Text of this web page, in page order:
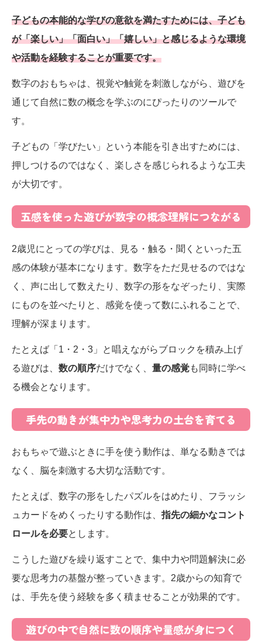
子どもの本能的な学びの意欲を満たすためには、子ども
が「楽しい」「面白い」「嬉しい」と感じるような環境
や活動を経験することが重要です。
数字のおもちゃは、視覚や触覚を刺激しながら、遊びを
通じて自然に数の概念を学ぶのにぴったりのツールで
す。
​子どもの「学びたい」という本能を引き出すためには、
押しつけるのではなく、楽しさを感じられるような工夫
が大切です。​
五感を使った遊びが数字の概念理解につながる
2歳児にとっての学びは、見る・触る・聞くといった五
感の体験が基本になります。数字をただ見せるのではな
く、声に出して数えたり、数字の形をなぞったり、実際
にものを並べたりと、感覚を使って数にふれることで、
理解が深まります。
たとえば「1・2・3」と唱えながらブロックを積み上げ
る遊びは、 数の順序だけでなく、 量の感覚も同時に学べ
る機会となります。
手先の動きが集中力や思考力の土台を育てる
おもちゃで遊ぶときに手を使う動作は、単なる動きでは
なく、脳を刺激する大切な活動です。
たとえば、数字の形をしたパズルをはめたり、フラッシ
ュカードをめくったりする動作は、 指先の細かなコント
ロールを必要とします。
こうした遊びを繰り返すことで、集中力や問題解決に必
要な思考力の基盤が整っていきます。2歳からの知育で
は、手先を使う経験を多く積ませることが効果的です。
遊びの中で自然に数の順序や量感が身につく